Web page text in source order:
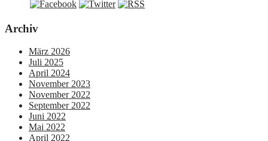
Archiv
März 2026
Juli 2025
April 2024
November 2023
November 2022
September 2022
Juni 2022
Mai 2022
April 2022